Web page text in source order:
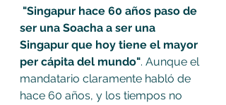
ser una Soacha a ser una
Singapur que hoy tiene el mayor
per cápita del mundo". Aunque el
mandatario claramente habló de
hace 60 años, y los tiempos no